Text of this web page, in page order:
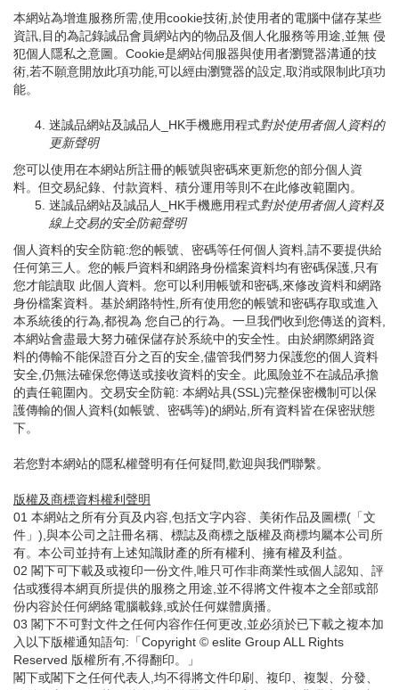
本網站為增進服務所需,使用cookie技術,於使用者的電腦中儲存某些
資訊,目的為記錄誠品會員網站內的物品及個人化服務等用途,並無 侵
犯個人隱私之意圖。Cookie是網站伺服器與使用者瀏覽器溝通的技
術,若不願意開放此項功能,可以經由瀏覽器的設定,取消或限制此項功
能。
迷誠品網站及誠品人_HK手機應用程式對於使用者個人資料的
更新聲明
您可以使用在本網站所註冊的帳號與密碼來更新您的部分個人資
料。但交易紀錄、付款資料、積分運用等則不在此修改範圍內。
迷誠品網站及誠品人_HK手機應用程式對於使用者個人資料及
線上交易的安全防範聲明
個人資料的安全防範:您的帳號、密碼等任何個人資料,請不要提供給
任何第三人。您的帳戶資料和網路身份檔案資料均有密碼保護,只有
您才能讀取 此個人資料。您可以利用帳號和密碼,來修改資料和網路
身份檔案資料。基於網路特性,所有使用您的帳號和密碼存取或進入
本系統後的行為,都視為 您自己的行為。一旦我們收到您傳送的資料,
本網站會盡最大努力確保儲存於系統中的安全性。由於網際網路資
料的傳輸不能保證百分之百的安全,儘管我們努力保護您的個人資料
安全,仍無法確保您傳送或接收資料的安全。此風險並不在誠品承擔
的責任範圍內。交易安全防範: 本網站具(SSL)完整保密機制可以保
護傳輸的個人資料(如帳號、密碼等)的網站,所有資料皆在保密狀態
下。
若您對本網站的隱私權聲明有任何疑問,歡迎與我們聯繫。
版權及商標資料權利聲明
01 本網站之所有分頁及内容,包括文字内容、美術作品及圖標(「文
件」),與本公司之註冊名稱、標誌及商標之版權及商標均屬本公司所
有。本公司並持有上述知識財產的所有權利、擁有權及利益。
02 閣下可下載及或複印一份文件,唯只可作非商業性或個人認知、評
估或獲得本網頁所提供的服務之用途,並不得將文件複本之全部或部
份内容於任何網絡電腦載錄,或於任何媒體廣播。
03 閣下不可對文件之任何内容作任何更改,並必須於已下載之複本加
入以下版權通知語句:「Copyright © eslite Group ALL Rights
Reserved 版權所有,不得翻印。」
閣下或閣下之任何代表人,均不得將文件印刷、複印、複製、分發、